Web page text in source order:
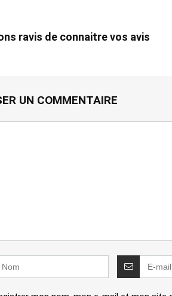
ravis de connaitre vos avis
UN COMMENTAIRE